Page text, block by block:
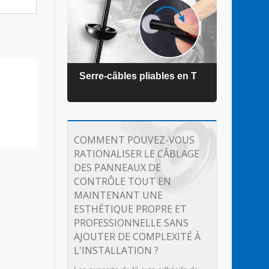
Serre-câbles pliables en T
COMMENT POUVEZ-VOUS
RATIONALISER LE CÂBLAGE
DES PANNEAUX DE
CONTRÔLE TOUT EN
MAINTENANT UNE
ESTHÉTIQUE PROPRE ET
PROFESSIONNELLE SANS
AJOUTER DE COMPLEXITÉ À
L'INSTALLATION ?